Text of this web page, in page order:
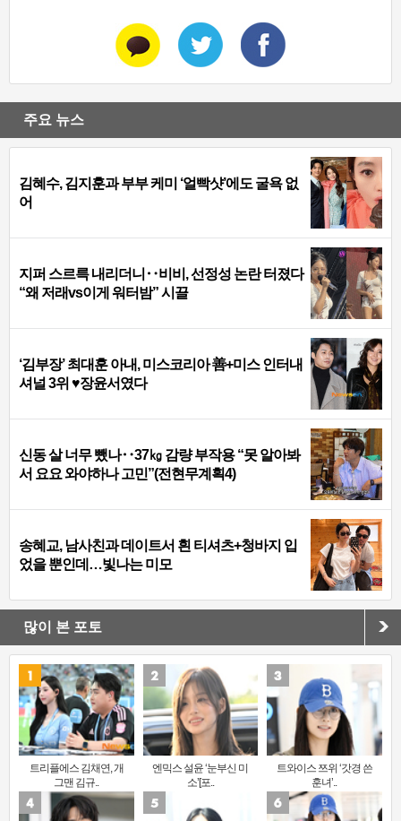
주요 뉴스
김혜수, 김지훈과 부부 케미 ‘얼빡샷’에도 굴욕 없
어
지퍼 스르륵 내리더니‥비비, 선정성 논란 터졌다
“왜 저래vs이게 워터밤” 시끌
‘김부장’ 최대훈 아내, 미스코리아 善+미스 인터내
셔널 3위 ♥장윤서였다
신동 살 너무 뺐나‥37㎏ 감량 부작용 “못 알아봐
서 요요 와야하나 고민”(전현무계획4)
송혜교, 남사친과 데이트서 흰 티셔츠+청바지 입
었을 뿐인데…빛나는 미모
많이 본 포토
트리플에스 김채연, 개
그맨 김규..
엔믹스 설윤 ‘눈부신 미
소’[포..
트와이스 쯔위 ‘갓경 쓴
훈녀’..